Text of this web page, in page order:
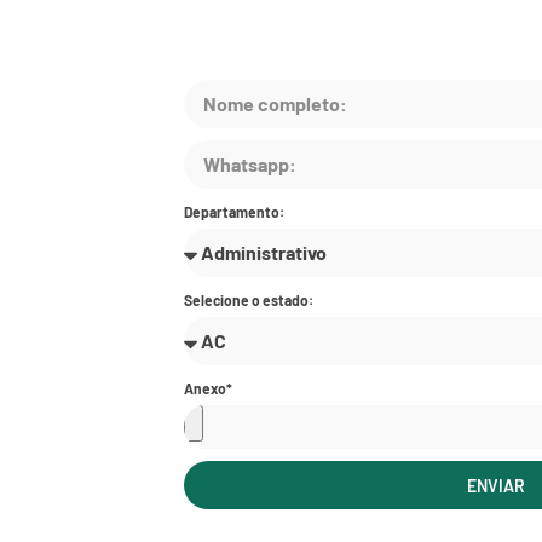
Departamento:
Selecione o estado:
Anexo*
ENVIAR